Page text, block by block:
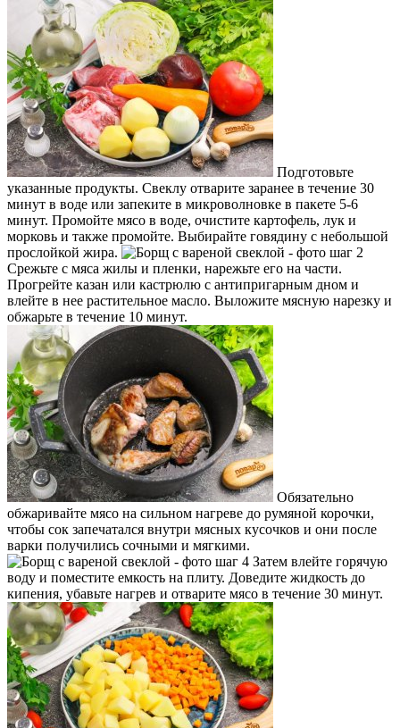
Подготовьте
указанные продукты. Свеклу отварите заранее в течение 30
минут в воде или запеките в микроволновке в пакете 5-6
минут. Промойте мясо в воде, очистите картофель, лук и
морковь и также промойте. Выбирайте говядину с небольшой
прослойкой жира.
Срежьте с мяса жилы и пленки, нарежьте его на части.
Прогрейте казан или кастрюлю с антипригарным дном и
влейте в нее растительное масло. Выложите мясную нарезку и
обжарьте в течение 10 минут.
Обязательно
обжаривайте мясо на сильном нагреве до румяной корочки,
чтобы сок запечатался внутри мясных кусочков и они после
варки получились сочными и мягкими.
Затем влейте горячую
воду и поместите емкость на плиту. Доведите жидкость до
кипения, убавьте нагрев и отварите мясо в течение 30 минут.